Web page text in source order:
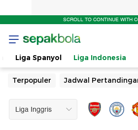
SCROLL TO CONTINUE WITH
Liga Spanyol Liga Indonesia
Terpopuler Jadwal